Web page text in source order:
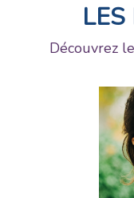
Découvrez